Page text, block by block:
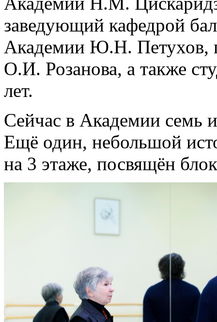
заведующий кафедрой
Академии Ю.Н. Петухов,
О.И. Розанова, а также
лет.
Сейчас в Академии семь
Ещё один, небольшой
на 3 этаже, посвящён